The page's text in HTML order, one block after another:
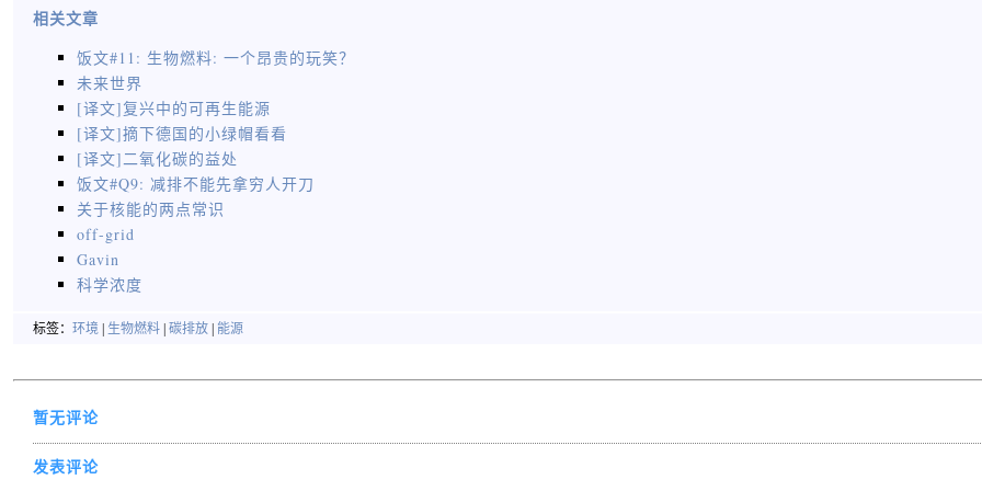
相关文章
饭文#11: 生物燃料: 一个昂贵的玩笑？
未来世界
[译文]复兴中的可再生能源
[译文]摘下德国的小绿帽看看
[译文]二氧化碳的益处
饭文#Q9: 减排不能先拿穷人开刀
关于核能的两点常识
off-grid
Gavin
科学浓度
标签： 环境 生物燃料 碳排放 能源
暂无评论
发表评论